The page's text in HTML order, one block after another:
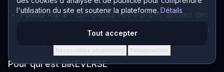
l'utilisation du site et soutenir la plateforme. Détails
Tout accepter
Nécessaires uniquement · Personnaliser
Points Aura– complétez votre profil, ajoutez des
vélos et composants, et accumulez des points qui
Pour qui est BIKEVERSE